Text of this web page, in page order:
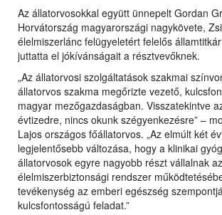
Az állatorvosokkal együtt ünnepelt Gordan
Horvátország magyarországi nagykövete,
élelmiszerlánc felügyeletért felelős
juttatta el jókívánságait a résztvevőknek.
„Az állatorvosi szolgáltatások szakmai
állatorvos szakma megőrizte vezető,
magyar mezőgazdaságban. Visszatekintve
évtizedre, nincs okunk szégyenkezésre” –
Lajos országos főállatorvos. „Az elmúlt két
legjelentősebb változása, hogy a klinikai
állatorvosok egyre nagyobb részt vállalnak az
élelmiszerbiztonsági rendszer
tevékenység az emberi egészség
kulcsfontosságú feladat.”